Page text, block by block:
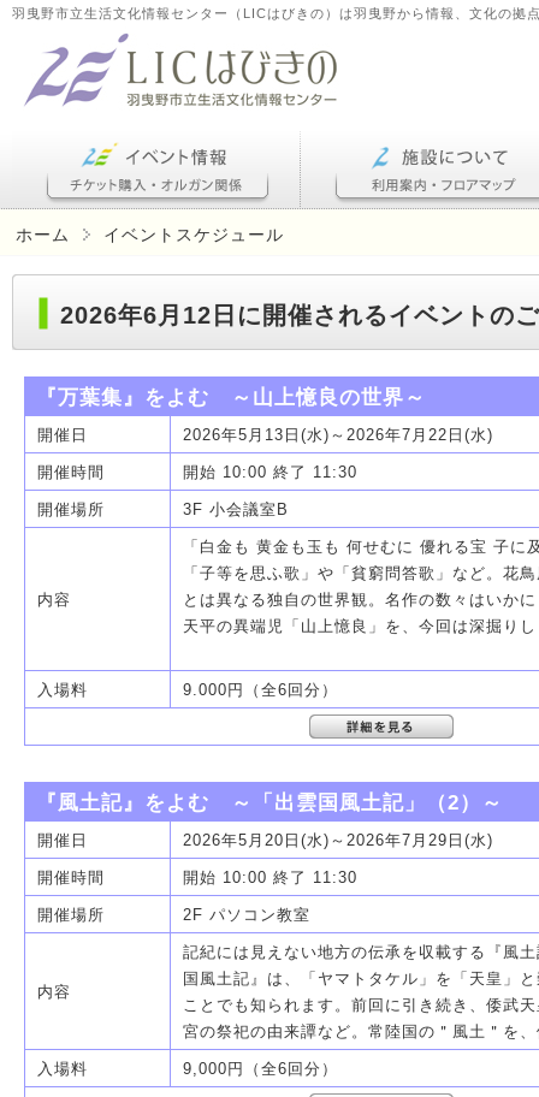
羽曳野市立生活文化情報センター（LICはびきの）は羽曳野から情報、文化の拠
ホーム イベントスケジュール
2026年6月12日に開催されるイベントの
『万葉集』をよむ ～山上憶良の世界～
開催日 2026年5月13日(水)～2026年7月22日(水)
開催時間 開始 10:00 終了 11:30
開催場所 3F 小会議室B
内容
「白金も 黄金も玉も 何せむに 優れる宝 子
「子等を思ふ歌」や「貧窮問答歌」など。花
とは異なる独自の世界観。名作の数々はいか
天平の異端児「山上憶良」を、今回は深掘り
入場料 9.000円（全6回分）
『風土記』をよむ ～「出雲国風土記」（2）～
開催日 2026年5月20日(水)～2026年7月29日(水)
開催時間 開始 10:00 終了 11:30
開催場所 2F パソコン教室
内容
記紀には見えない地方の伝承を収載する『風
国風土記』は、「ヤマトタケル」を「天皇」
ことでも知られます。前回に引き続き、倭武
宮の祭祀の由来譚など。常陸国の＂風土＂を
入場料 9,000円（全6回分）